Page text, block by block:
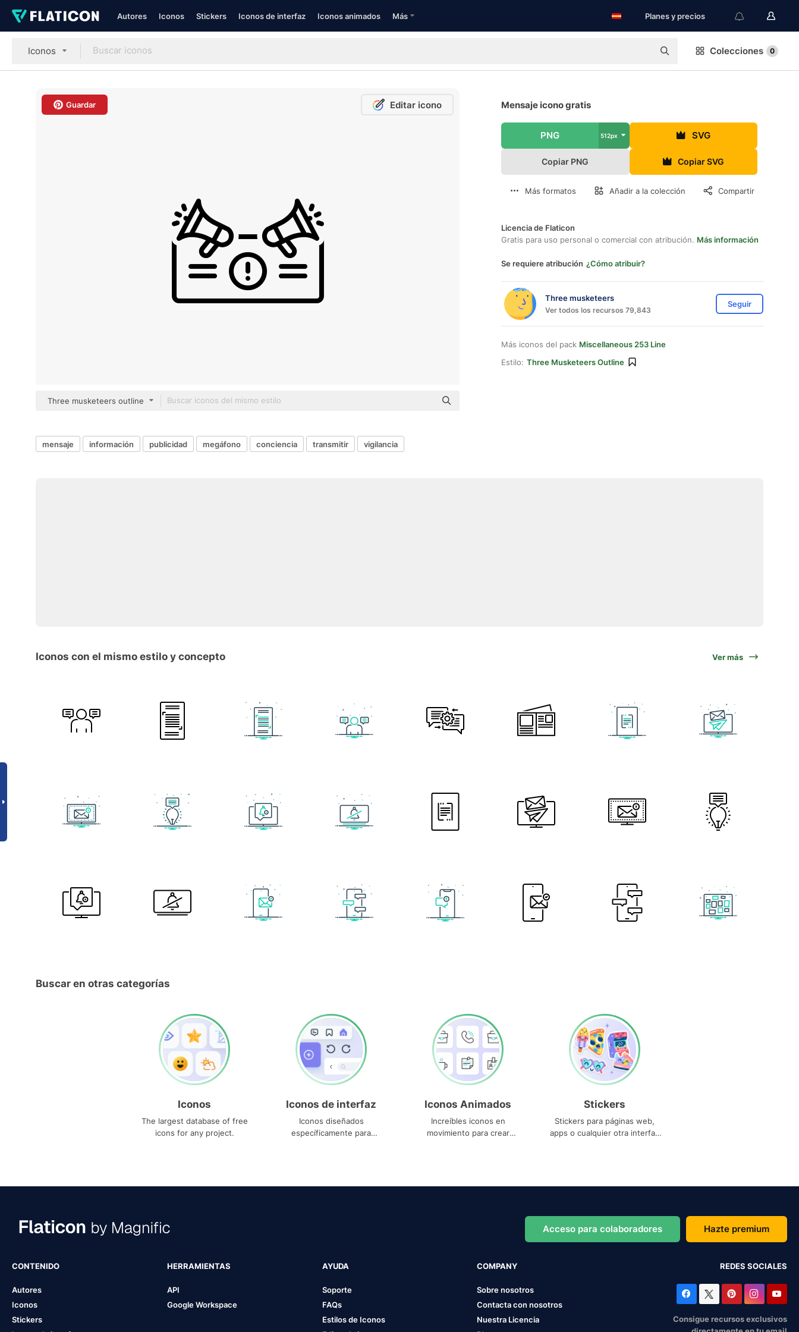
Autores Iconos Stickers Iconos de interfaz Iconos animados Más Planes y precios
Iconos Colecciones 0
Guardar Editar icono
Three musketeers outline
Mensaje icono gratis
PNG 512px SVG
Copiar PNG Copiar SVG
Más formatos Añadir a la colección Compartir
Licencia de Flaticon
Gratis para uso personal o comercial con atribución. Más información
Se requiere atribución ¿Cómo atribuir?
Three musketeers
Ver todos los recursos 79,843
Seguir
Más iconos del pack Miscellaneous 253 Line
Estilo: Three Musketeers Outline
mensaje información publicidad megáfono conciencia transmitir vigilancia
Iconos con el mismo estilo y concepto Ver más
Buscar en otras categorías
Iconos
The largest database of free
icons for any project.
Iconos de interfaz
Iconos diseñados
específicamente para
Iconos Animados
Increíbles iconos en
movimiento para crear
Stickers
Stickers para páginas web,
apps o cualquier otra interfaz
Acceso para colaboradores Hazte premium
CONTENIDO
Autores
Iconos
Stickers
HERRAMIENTAS
API
Google Workspace
AYUDA
Soporte
FAQs
Estilos de Iconos
COMPANY
Sobre nosotros
Contacta con nosotros
Nuestra Licencia
REDES SOCIALES
Consigue recursos exclusivos